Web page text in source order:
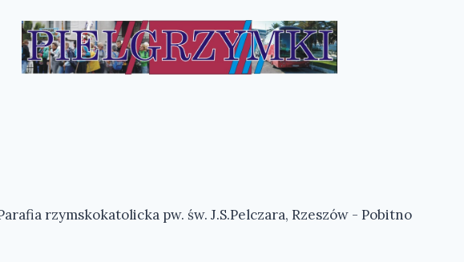
rzymskokatolicka pw. św. J.S.Pelczara, Rzeszów - Pobitno